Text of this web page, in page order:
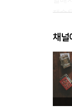
제수
3장
사
숙
비이
채널